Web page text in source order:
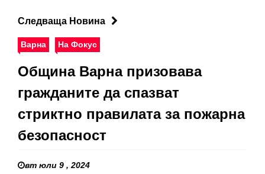
Следваща Новина
Варна На Фокус
Община Варна призовава
гражданите да спазват
стриктно правилата за пожарна
безопасност
вт юли 9 , 2024